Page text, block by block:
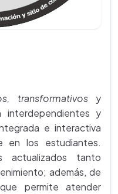
transformativosy
interdependientes y
e interactiva
en los estudiantes.
actualizados tanto
además, de
permite atender